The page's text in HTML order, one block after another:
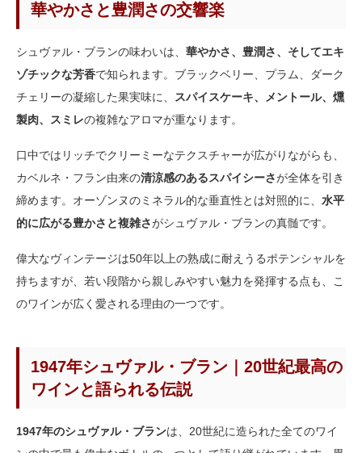
華やかさと豊潤さの交響楽
シュヴァル・ブランの味わいは、 華やかさ、豊潤さ、そしてエキ
ゾチックな芳香で知られます。ブラックベリー、プラム、ダーク
チェリーの凝縮した果実味に、
スパイスケーキ、メントール、燻
製肉、スミレの複雑なアロマが重なります。
口中ではリッチでクリーミーなテクスチャーが広がりながらも、
カベルネ・フラン由来の清涼感のあるスパイシーさが全体を引き
締めます。オーゾンヌのミネラル的な垂直性とは対照的に、 水平
的に広がる豊かさと複雑さがシュヴァル・ブランの真髄です。
偉大なヴィンテージは50年以上の熟成に耐えうるポテンシャルを
持ちますが、若い段階から親しみやすい魅力を発揮する点も、こ
のワインが広く愛される理由の一つです。
1947年シュヴァル・ブラン｜20世紀最高の
ワインと語られる伝説
1947年のシュヴァル・ブランは、20世紀に造られた全てのワイ